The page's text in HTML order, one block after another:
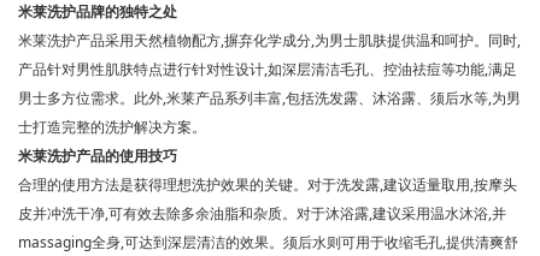
米莱洗护品牌的独特之处
米莱洗护产品采用天然植物配方,摒弃化学成分,为男士肌肤提供温和呵护。同时,
产品针对男性肌肤特点进行针对性设计,如深层清洁毛孔、控油祛痘等功能,满足
男士多方位需求。此外,米莱产品系列丰富,包括洗发露、沐浴露、须后水等,为男
士打造完整的洗护解决方案。
米莱洗护产品的使用技巧
合理的使用方法是获得理想洗护效果的关键。对于洗发露,建议适量取用,按摩头
皮并冲洗干净,可有效去除多余油脂和杂质。对于沐浴露,建议采用温水沐浴,并
massaging全身,可达到深层清洁的效果。须后水则可用于收缩毛孔,提供清爽舒